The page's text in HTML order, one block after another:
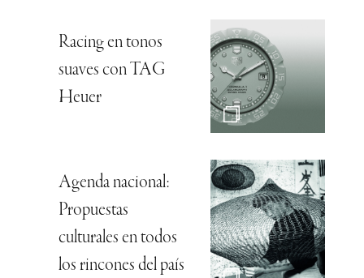
Racing en tonos
suaves con TAG
Heuer
Agenda nacional:
Propuestas
culturales en todos
los rincones del país